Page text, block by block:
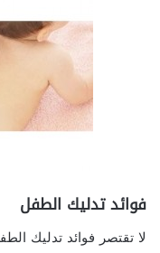
فوائد تدليك الطفل
لا تقتصر فوائد تدليك